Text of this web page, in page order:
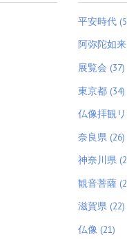
平安時代
阿弥陀如
展覧会 (37)
東京都 (34)
仏像拝観
奈良県 (26)
神奈川県
観音菩薩
滋賀県 (22)
仏像 (21)